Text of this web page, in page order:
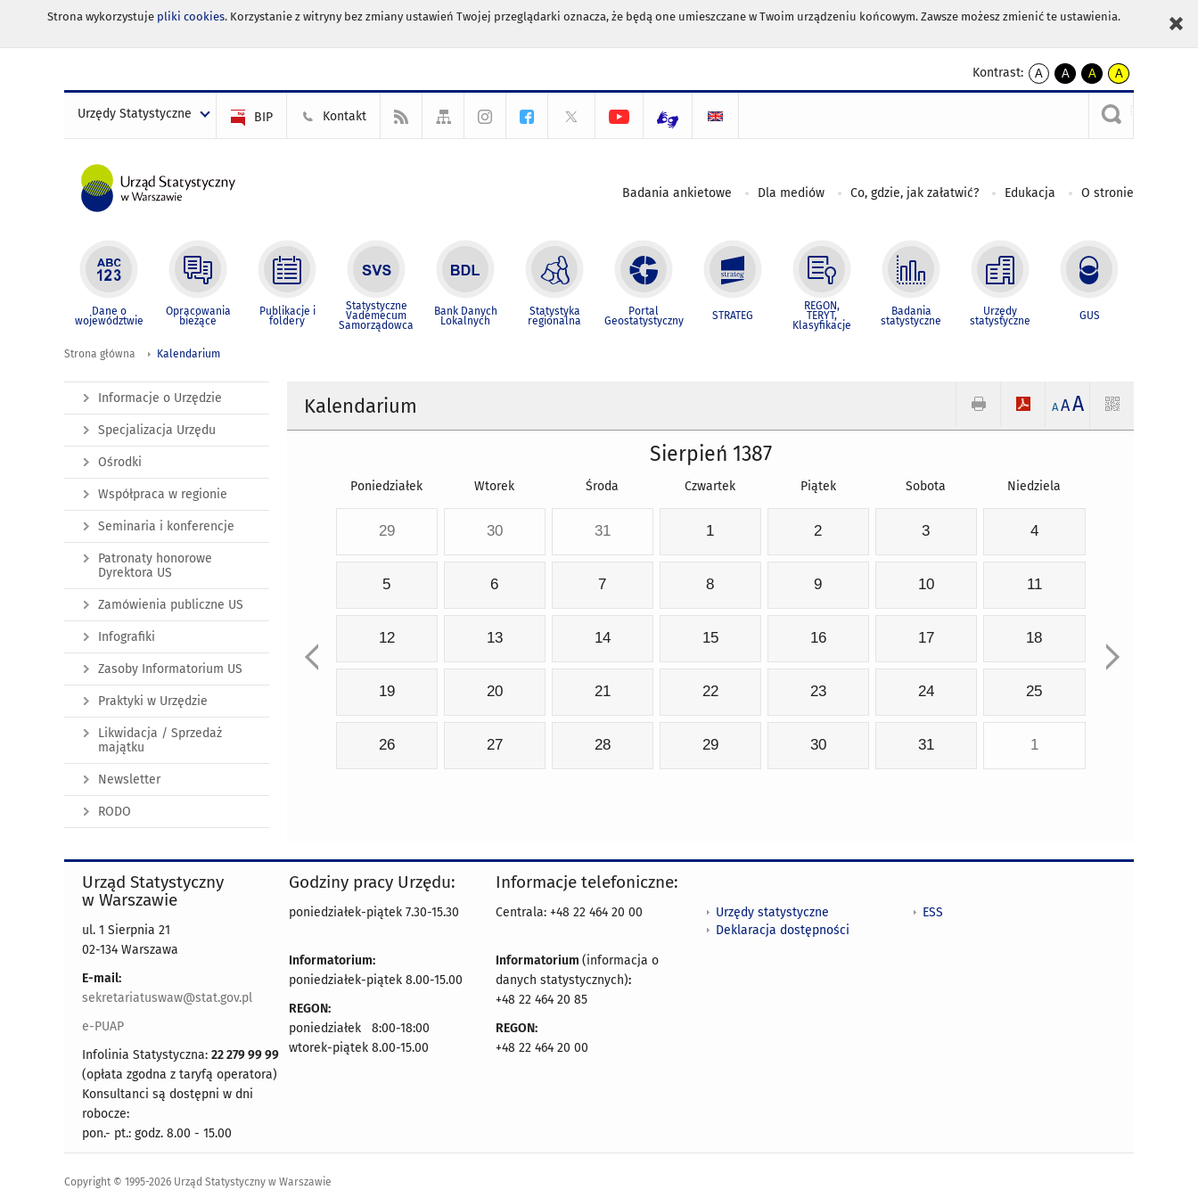
Strona wykorzystuje pliki cookies. Korzystanie z witryny bez zmiany ustawień Twojej przeglądarki oznacza, że będą one umieszczane w Twoim urządzeniu końcowym. Zawsze możesz zmienić te ustawienia.
Kontrast:
A
kontrast
A
kontrast
czarnym
A
kontrast
żółty
tekst
czarnym
A
kontrast
czarny
tekst
żółtym
Urzędy Statystyczne BIP Kontakt
Badania ankietowe Dla mediów Co, gdzie, jak załatwić? Edukacja O stronie
Dane o
województwie
Opracowania
bieżące
Publikacje i
foldery
Statystyczne
Vademecum
Samorządowca
Bank Danych
Lokalnych
Statystyka
regionalna
Portal
Geostatystyczny STRATEG
REGON,
TERYT,
Klasyfikacje
Badania
statystyczne
Urzędy
statystyczne GUS
Strona główna Kalendarium
Kalendarium A AA
Sierpień 1387
Poniedziałek Wtorek Środa Czwartek Piątek Sobota Niedziela
29 30 31 1 2 3 4
5 6 7 8 9 10 11
12 13 14 15 16 17 18
19 20 21 22 23 24 25
26 27 28 29 30 31 1
Informacje o Urzędzie
Specjalizacja Urzędu
Ośrodki
Współpraca w regionie
Seminaria i konferencje
Patronaty honorowe
Dyrektora US
Zamówienia publiczne US
Infografiki
Zasoby Informatorium US
Praktyki w Urzędzie
Likwidacja / Sprzedaż
majątku
Newsletter
RODO
Urząd Statystyczny
w Warszawie
ul. 1 Sierpnia 21
02-134 Warszawa
E-mail:
sekretariatuswaw@stat.gov.pl
e-PUAP
Infolinia Statystyczna: 22 279 99 99
(opłata zgodna z taryfą operatora)
Konsultanci są dostępni w dni
robocze:
pon.- pt.: godz. 8.00 - 15.00
Godziny pracy Urzędu:
poniedziałek-piątek 7.30-15.30
Informatorium:
poniedziałek-piątek 8.00-15.00
REGON:
poniedziałek 8:00-18:00
wtorek-piątek 8.00-15.00
Informacje telefoniczne:
Centrala: +48 22 464 20 00
Informatorium (informacja o
danych statystycznych):
+48 22 464 20 85
REGON:
+48 22 464 20 00
Urzędy statystyczne
Deklaracja dostępności
ESS
Copyright © 1995-2026 Urząd Statystyczny w Warszawie